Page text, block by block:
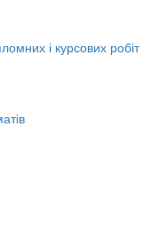
і курсових робіт